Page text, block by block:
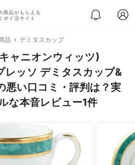
商品がもらえる
ポイ活サイト
品 デミタスカップ
ャニオンウィッツ)
レッソ デミタスカップ&
悪い口コミ・評判は？実
な本音レビュー1件